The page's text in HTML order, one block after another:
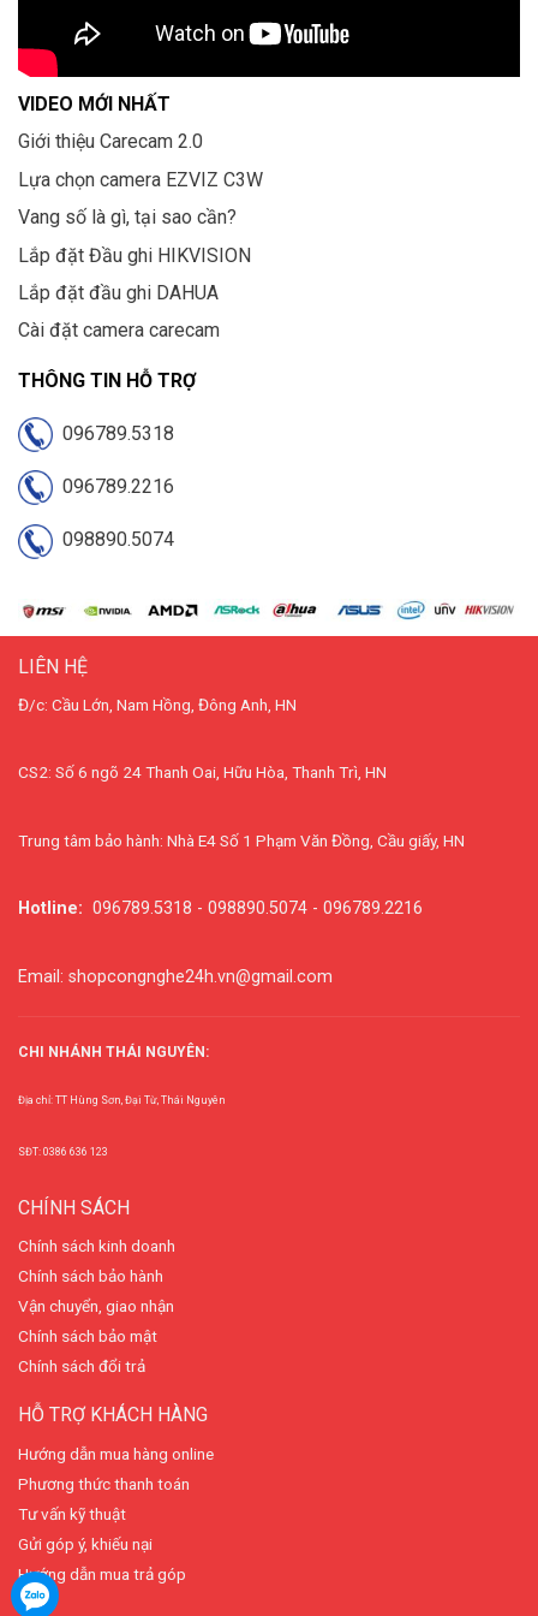
VIDEO MỚI NHẤT
Giới thiệu Carecam 2.0
Lựa chọn camera EZVIZ C3W
Vang số là gì, tại sao cần?
Lắp đặt Đầu ghi HIKVISION
Lắp đặt đầu ghi DAHUA
Cài đặt camera carecam
THÔNG TIN HỖ TRỢ
096789.5318
096789.2216
098890.5074
LIÊN HỆ
Đ/c: Cầu Lớn, Nam Hồng, Đông Anh, HN
CS2: Số 6 ngõ 24 Thanh Oai, Hữu Hòa, Thanh Trì, HN
Trung tâm bảo hành: Nhà E4 Số 1 Phạm Văn Đồng, Cầu giấy, HN
Hotline: 096789.5318 - 098890.5074 - 096789.2216
Email: shopcongnghe24h.vn@gmail.com
CHI NHÁNH THÁI NGUYÊN:
Địa chỉ: TT Hùng Sơn, Đại Từ, Thái Nguyên
SĐT: 0386 636 123
CHÍNH SÁCH
Chính sách kinh doanh
Chính sách bảo hành
Vận chuyển, giao nhận
Chính sách bảo mật
Chính sách đổi trả
HỖ TRỢ KHÁCH HÀNG
Hướng dẫn mua hàng online
Phương thức thanh toán
Tư vấn kỹ thuật
Gửi góp ý, khiếu nại
Hướng dẫn mua trả góp